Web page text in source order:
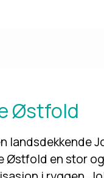
Østfold
landsdekkende
Østfold en stor og